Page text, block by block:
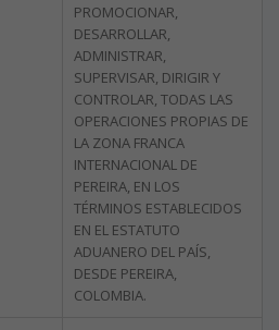
PROMOCIONAR,
DESARROLLAR,
ADMINISTRAR,
SUPERVISAR, DIRIGIR Y
CONTROLAR, TODAS LAS
OPERACIONES PROPIAS DE
LA ZONA FRANCA
INTERNACIONAL DE
PEREIRA, EN LOS
TÉRMINOS ESTABLECIDOS
EN EL ESTATUTO
ADUANERO DEL PAÍS,
DESDE PEREIRA,
COLOMBIA.